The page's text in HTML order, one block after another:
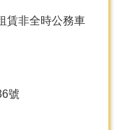
賃非全時公務車
號